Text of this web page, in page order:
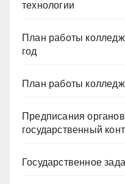
технологии
План работы
год
План работы
Предписания
государственный
Государственное